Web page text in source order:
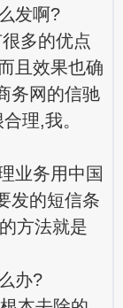
发啊?
多的优点
且效果也确
务网的信驰
理,我。
业务用中国
发的短信条
方法就是
办?